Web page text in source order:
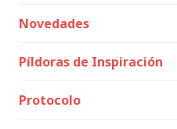
Novedades
Píldoras de Inspiración
Protocolo